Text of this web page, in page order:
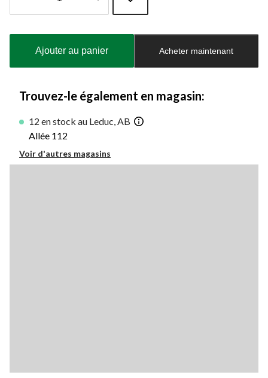
à
Ajouter au panier Acheter maintenant
Trouvez-le également en magasin:
12 en stock au Leduc, AB
Allée 112
Voir d'autres magasins